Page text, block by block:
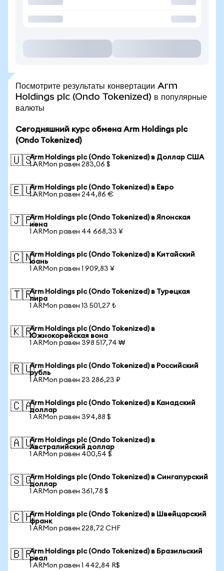
Посмотрите результаты конвертации Arm
Holdings plc (Ondo Tokenized) в популярные
валюты
Сегодняшний курс обмена Arm Holdings plc
(Ondo Tokenized)
🇺🇸Arm Holdings plc (Ondo Tokenized) в Доллар США
1 ARMon равен 283,06 $
🇪🇺Arm Holdings plc (Ondo Tokenized) в Евро
1 ARMon равен 244,86 €
🇯🇵Arm Holdings plc (Ondo Tokenized) в Японская
иена
1 ARMon равен 44 668,33 ¥
🇨🇳Arm Holdings plc (Ondo Tokenized) в Китайский
юань
1 ARMon равен 1 909,83 ¥
🇹🇷Arm Holdings plc (Ondo Tokenized) в Турецкая
лира
1 ARMon равен 13 501,27 ₺
🇰🇷Arm Holdings plc (Ondo Tokenized) в
Южнокорейская вона
1 ARMon равен 398 517,74 ₩
🇷🇺Arm Holdings plc (Ondo Tokenized) в Российский
рубль
1 ARMon равен 23 286,23 ₽
🇨🇦Arm Holdings plc (Ondo Tokenized) в Канадский
доллар
1 ARMon равен 394,88 $
🇦🇺Arm Holdings plc (Ondo Tokenized) в
Австралийский доллар
1 ARMon равен 400,54 $
🇸🇬Arm Holdings plc (Ondo Tokenized) в Сингапурский
доллар
1 ARMon равен 361,78 $
🇨🇭Arm Holdings plc (Ondo Tokenized) в Швейцарский
франк
1 ARMon равен 228,72 CHF
🇧🇷Arm Holdings plc (Ondo Tokenized) в Бразильский
реал
1 ARMon равен 1 442,84 R$